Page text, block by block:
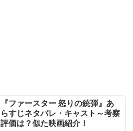
『ファースター 怒りの銃弾』あ
らすじネタバレ・キャスト～考察
評価は？似た映画紹介！